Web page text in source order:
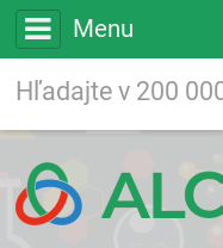
Menu
Vyhľadávanie